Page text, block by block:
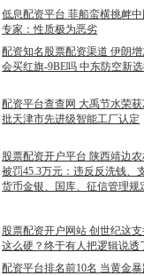
低息配资平台 菲船蛮横挑衅
专家：性质极为恶劣
配资知名股票配资渠道 伊朗
会买红旗-9BE吗 中东防空新
配资平台查查网 大禹节水荣获
批天津市先进级智能工厂认定
股票配资开户平台 陕西靖边
被罚45.3万元：违反反洗钱、
货币金银、国库、征信管理规
股票配资开户网站 创世纪这
这么硬？终于有人把逻辑说透
配资平台排名前10名 当黄金